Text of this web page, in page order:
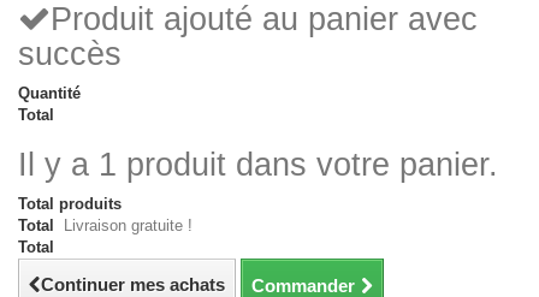
Produit ajouté au panier avec
succès
Quantité
Total
Il y a 1 produit dans votre panier.
Total produits
Total
Livraison gratuite !
Total
Continuer mes achats Commander